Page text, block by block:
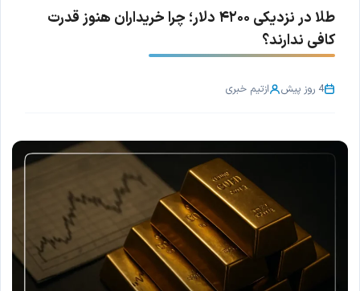
طلا در نزدیکی ۴۲۰۰ دلار؛ چرا خریداران هنوز قدرت
کافی ندارند؟
4 روز پیش ازتیم خبری